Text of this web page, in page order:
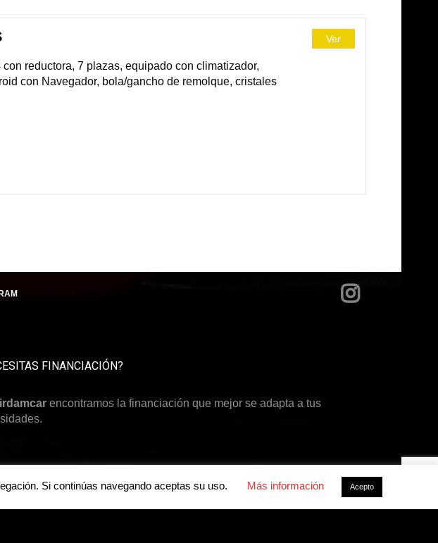
reductora, 7 plazas, equipado con climatizador,
con Navegador, bola/gancho de remolque, cristales
Ver
FINANCIACIÓN?
encontramos la financiación que mejor se adapta a tus
Si continúas navegando aceptas su uso. Más información Acepto